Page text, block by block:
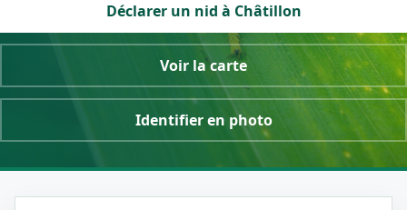
Déclarer un nid à Châtillon
Voir la carte
Identifier en photo